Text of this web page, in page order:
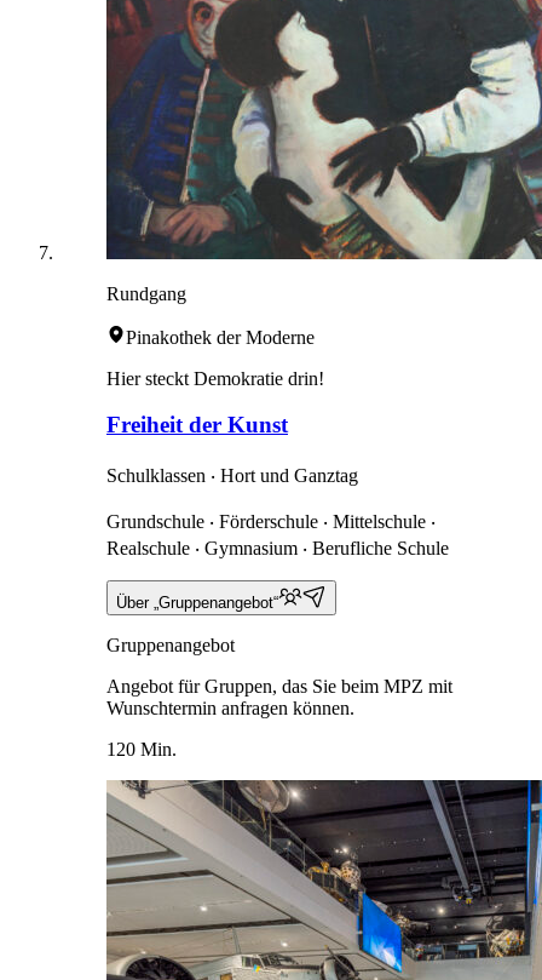
Rundgang
Pinakothek der Moderne
Hier steckt Demokratie drin!
Freiheit der Kunst
Schulklassen ‧ Hort und Ganztag
Grundschule ‧ Förderschule ‧ Mittelschule ‧
Realschule ‧ Gymnasium ‧ Berufliche Schule
Über „Gruppenangebot“
Gruppenangebot
Angebot für Gruppen, das Sie beim MPZ mit
Wunschtermin anfragen können.
120 Min.